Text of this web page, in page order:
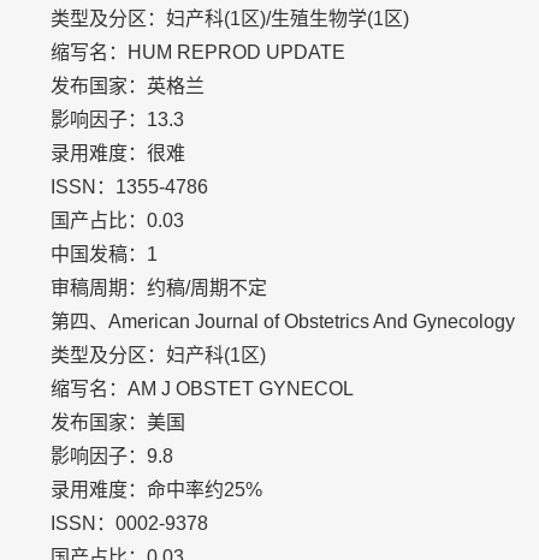
类型及分区：妇产科(1区)/生殖生物学(1区)
缩写名：HUM REPROD UPDATE
发布国家：英格兰
影响因子：13.3
录用难度：很难
ISSN：1355-4786
国产占比：0.03
中国发稿：1
审稿周期：约稿/周期不定
第四、American Journal of Obstetrics And Gynecology
类型及分区：妇产科(1区)
缩写名：AM J OBSTET GYNECOL
发布国家：美国
影响因子：9.8
录用难度：命中率约25%
ISSN：0002-9378